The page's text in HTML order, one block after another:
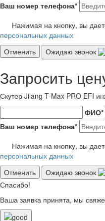
Ваш номер телефона*
Нажимая на кнопку, вы
персональных данных
Отменить
Ожидаю звонок
Запросить
Скутер Jilang T-Max PRO EFI
ФИО*
Ваш номер телефона*
Нажимая на кнопку, вы
персональных данных
Отменить
Ожидаю звонок
Спасибо!
Ваша заявка принята, мы